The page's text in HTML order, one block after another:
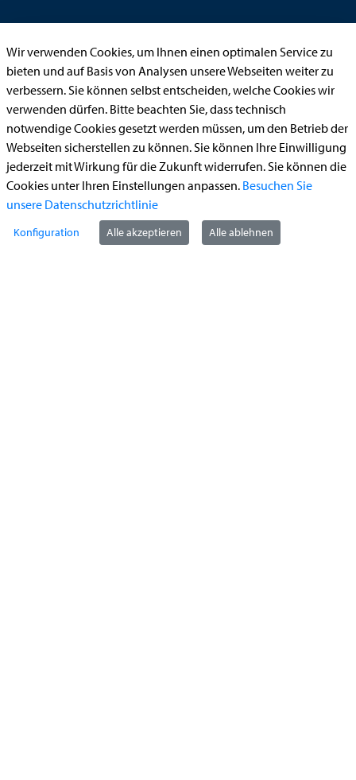
Anhörung online
Aufenthaltserlaubnis
Bauantrag
Begleitetes Fahren ab 17 (Erstantrag)
Führerschein (Umtausch)
Reiterplakette (Verlängerungsantrag online)
Ummeldung zugelassenes Fahrzeug
Kontakt
Wir verwenden Cookies, um Ihnen einen optimalen Service zu
bieten und auf Basis von Analysen unsere Webseiten weiter zu
verbessern. Sie können selbst entscheiden, welche Cookies wir
verwenden dürfen. Bitte beachten Sie, dass technisch
notwendige Cookies gesetzt werden müssen, um den Betrieb der
Webseiten sicherstellen zu können. Sie können Ihre Einwilligung
jederzeit mit Wirkung für die Zukunft widerrufen. Sie können die
Cookies unter Ihren Einstellungen anpassen. Besuchen Sie
unsere Datenschutzrichtlinie
Konfiguration Alle akzeptieren Alle ablehnen